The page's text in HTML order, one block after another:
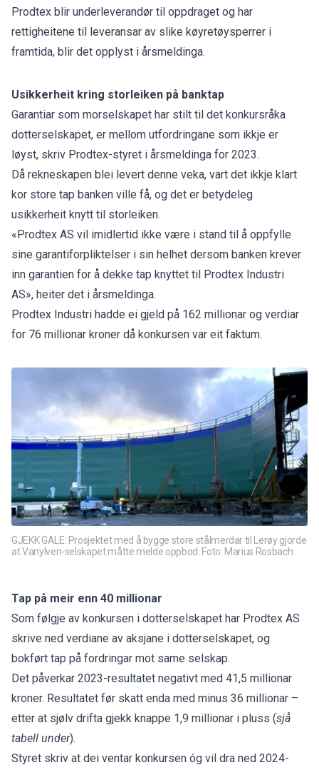
Prodtex blir underleverandør til oppdraget og har
rettigheitene til leveransar av slike køyretøysperrer i
framtida, blir det opplyst i årsmeldinga.
Usikkerheit kring storleiken på banktap
Garantiar som morselskapet har stilt til det konkursråka
dotterselskapet, er mellom utfordringane som ikkje er
løyst, skriv Prodtex-styret i årsmeldinga for 2023.
Då rekneskapen blei levert denne veka, vart det ikkje klart
kor store tap banken ville få, og det er betydeleg
usikkerheit knytt til storleiken.
«Prodtex AS vil imidlertid ikke være i stand til å oppfylle
sine garantiforpliktelser i sin helhet dersom banken krever
inn garantien for å dekke tap knyttet til Prodtex Industri
AS», heiter det i årsmeldinga.
Prodtex Industri hadde ei gjeld på 162 millionar og verdiar
for 76 millionar kroner då konkursen var eit faktum.
GJEKK GALE: Prosjektet med å bygge store stålmerdar til Lerøy gjorde
at Vanylven-selskapet måtte melde oppbod. Foto: Marius Rosbach
Tap på meir enn 40 millionar
Som følgje av konkursen i dotterselskapet har Prodtex AS
skrive ned verdiane av aksjane i dotterselskapet, og
bokført tap på fordringar mot same selskap.
Det påverkar 2023-resultatet negativt med 41,5 millionar
kroner. Resultatet før skatt enda med minus 36 millionar –
etter at sjølv drifta gjekk knappe 1,9 millionar i pluss (sjå
tabell under).
Styret skriv at dei ventar konkursen óg vil dra ned 2024-